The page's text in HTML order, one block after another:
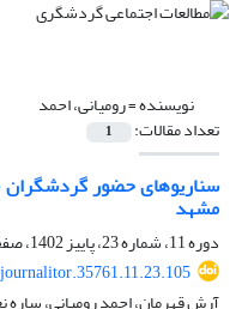
نویسنده =رومیانی، احمد
تعداد مقالات: 1
مشهد
دوره 11، شماره 23، پاییز 1402، صفحه